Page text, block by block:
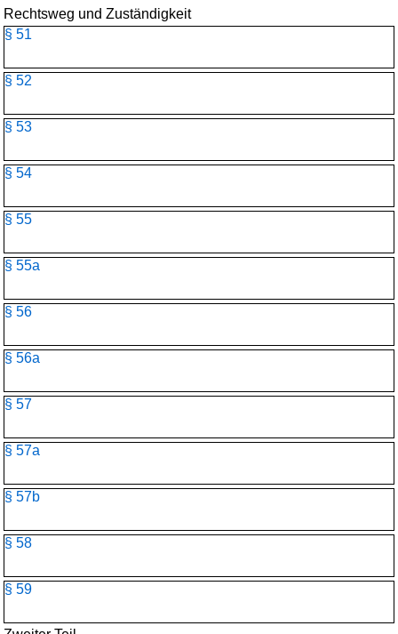
Rechtsweg und Zuständigkeit
§ 51
§ 52
§ 53
§ 54
§ 55
§ 55a
§ 56
§ 56a
§ 57
§ 57a
§ 57b
§ 58
§ 59